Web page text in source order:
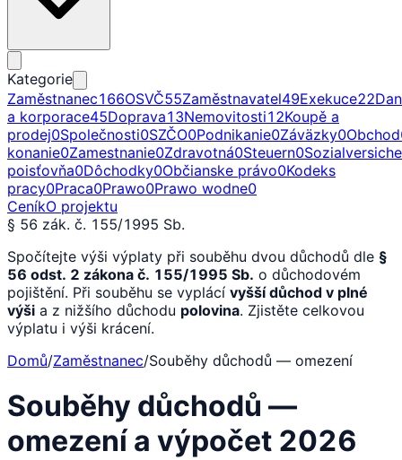
Kategorie
Zaměstnanec166OSVČ55Zaměstnavatel49Exekuce22
a korporace45Doprava13Nemovitosti12Koupě a
prodej0Společnosti0SZČO0Podnikanie0Záväzky0Obchod
konanie0Zamestnanie0Zdravotná0Steuern0
poisťovňa0Dôchodky0Občianske právo0Kodeks
pracy0Praca0Prawo0Prawo wodne0
CeníkO projektu
§ 56 zák. č. 155/1995 Sb.
Spočítejte výši výplaty při souběhu dvou důchodů dle §
56 odst. 2 zákona č. 155/1995 Sb. o důchodovém
pojištění. Při souběhu se vyplácí vyšší důchod v plné
výši a z nižšího důchodu polovina. Zjistěte celkovou
výplatu i výši krácení.
Domů/Zaměstnanec/Souběhy důchodů — omezení
Souběhy důchodů —
omezení a výpočet 2026